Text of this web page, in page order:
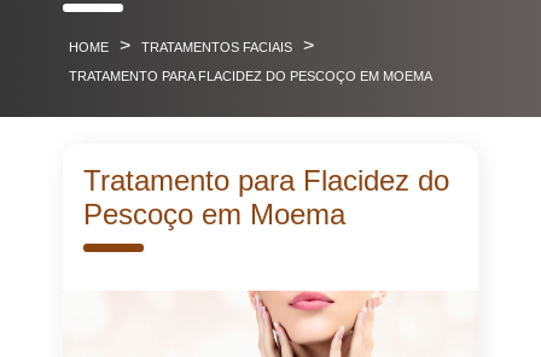
HOME > TRATAMENTOS FACIAIS >
TRATAMENTO PARA FLACIDEZ DO PESCOÇO EM MOEMA
Tratamento para Flacidez do
Pescoço em Moema